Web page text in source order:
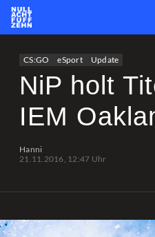
Leetify csstats.gg PUBG
CS:GO eSport Update
NiP holt
IEM
Hanni
21.11.2016, 12:47 Uhr